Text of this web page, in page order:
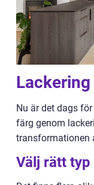
Lackering
Nu är det dags
färg genom
transformationen
Välj rätt typ